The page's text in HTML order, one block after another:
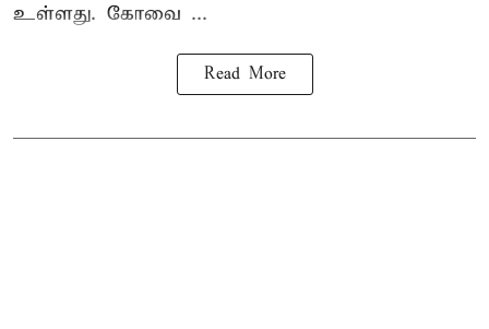
உள்ளது. கோவை ...
Read More